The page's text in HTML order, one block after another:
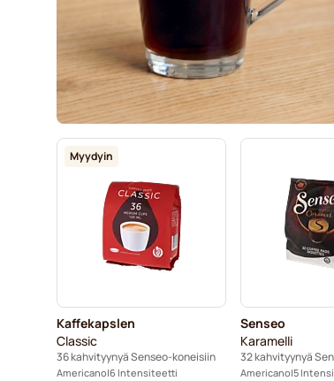
Myydyin
Kaffekapslen
Classic
36 kahvityynyä Senseo-koneisiin
Americano 6 Intensiteetti
Senseo
Karamelli
32 kahvityynyä
Americano 5